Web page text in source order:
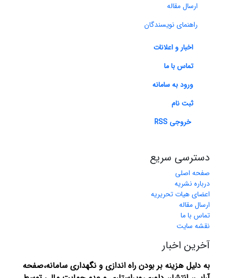
ارسال مقاله
راهنمای نویسندگان
اخبار و اعلانات
تماس با ما
ورود به سامانه
ثبت نام
خروجی RSS
دسترسی سریع
صفحه اصلی
درباره نشریه
اعضای هیات تحریریه
ارسال مقاله
تماس با ما
نقشه سایت
آخرین اخبار
به دلیل هزینه بر بودن راه اندازی و نگهداری سامانه،صفحه